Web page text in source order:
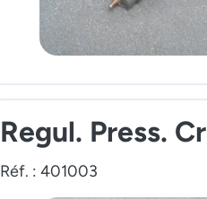
Regul. Press. Cr
Réf. : 401003